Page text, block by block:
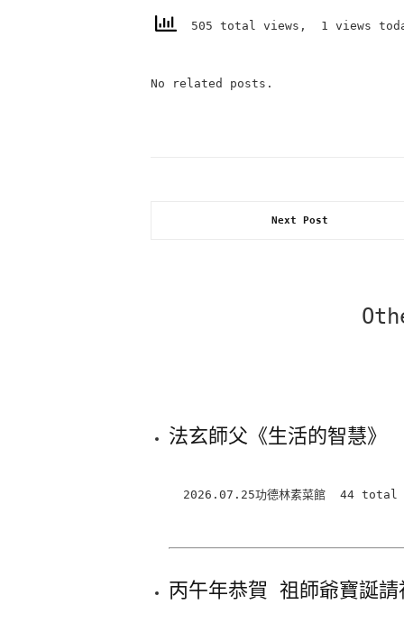
505 total views, 1 views
No related posts.
Next Post
法玄師父《生活的智慧》
2026.07.25功德林素菜館 44
丙午年恭賀 祖師爺寶誕請